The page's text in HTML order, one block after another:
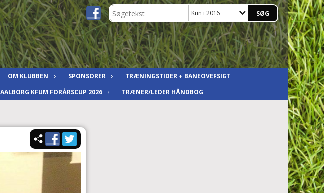
Kun i 2016
OM KLUBBEN SPONSORER
TRÆNINGSTIDER + BANEOVERSIGT
AALBORG KFUM FORÅRSCUP 2026 TRÆNER/LEDER HÅNDBOG